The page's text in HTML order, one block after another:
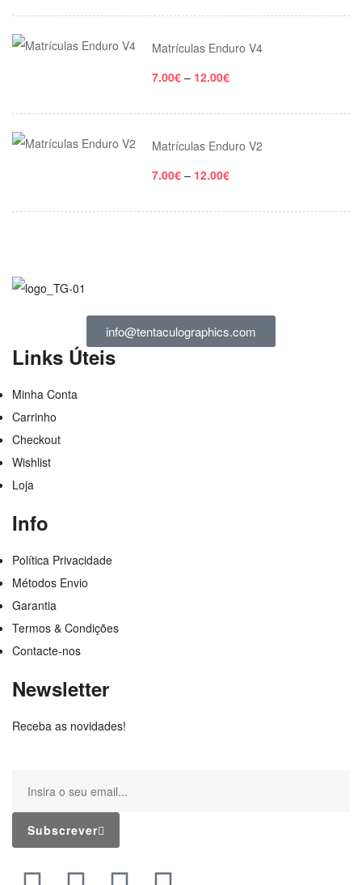
Matrículas Enduro V4
7.00€ – 12.00€
Matrículas Enduro V2
7.00€ – 12.00€
info@tentaculographics.com
Links Úteis
Minha Conta
Carrinho
Checkout
Wishlist
Loja
Info
Política Privacidade
Métodos Envio
Garantia
Termos & Condições
Contacte-nos
Newsletter
Receba as novidades!
Subscrever